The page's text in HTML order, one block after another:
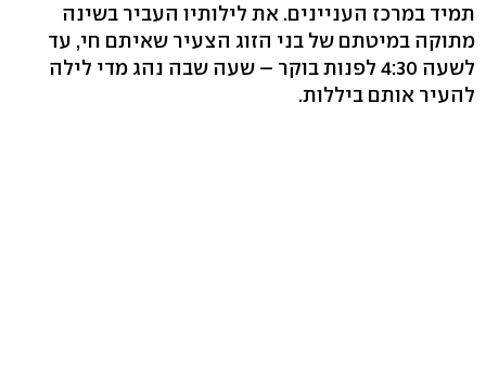
תמיד במרכז העניינים. את לילותיו העביר בשינה
מתוקה במיטתם של בני הזוג הצעיר שאיתם חי, עד
לשעה 4:30 לפנות בוקר – שעה שבה נהג מדי לילה
להעיר אותם ביללות.